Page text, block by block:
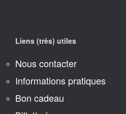
Liens (très) utiles
Nous contacter
Informations pratiques
Bon cadeau